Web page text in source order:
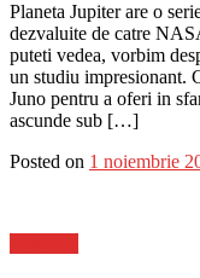
Planeta Jupiter are o
dezvaluite de catre
puteti vedea, vorbim
un studiu impresionant.
Juno pentru a oferi in
ascunde sub […]
Posted on 1 noiembrie